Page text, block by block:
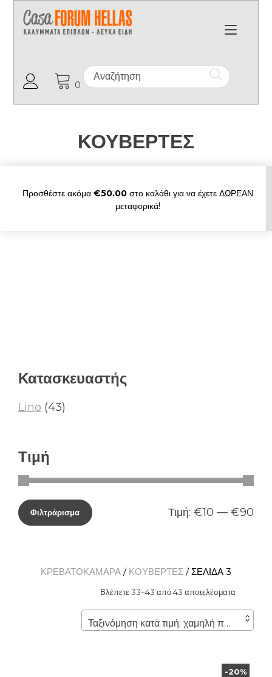
Ο Λογαριασμός μου
0
ΚΟΥΒΕΡΤΕΣ
Προσθέστε ακόμα €50.00στο καλάθι για να έχετε ΔΩΡΕΑΝ
μεταφορικά!
ΚΡΕΒΑΤΟΚΑΜΑΡΑ / ΚΟΥΒΕΡΤΕΣ / ΣΕΛΊΔΑ 3
Βλέπετε 33–43 από 43 αποτελέσματα
Ταξινόμηση κατά τιμή: χαμηλή προς υψηλή
-20%
Κατασκευαστής
Lino (43)
Τιμή
Φιλτράρισμα Τιμή: €10 — €90